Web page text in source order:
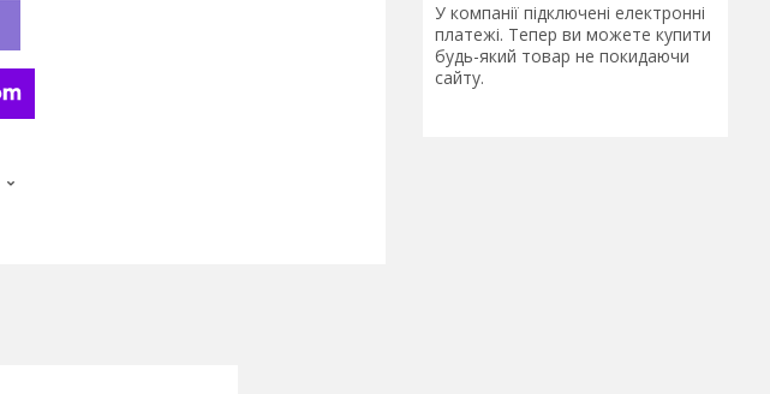
У компанії підключені електронні
платежі. Тепер ви можете купити
будь-який товар не покидаючи
сайту.